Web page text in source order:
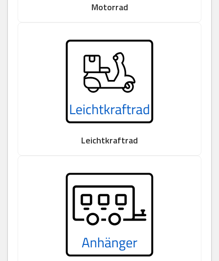
Motorrad
Leichtkraftrad